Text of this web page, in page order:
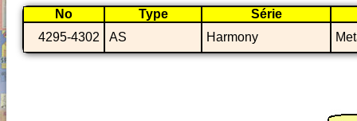
No Type
Série
4295-4302
AS Harmony